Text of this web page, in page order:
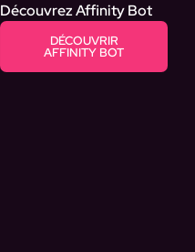
Découvrez Affinity Bot
DÉCOUVRIR
AFFINITY BOT